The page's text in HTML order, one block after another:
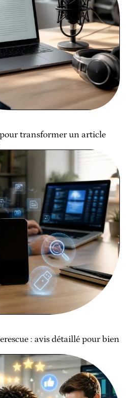
transformer un article
: avis détaillé pour bien